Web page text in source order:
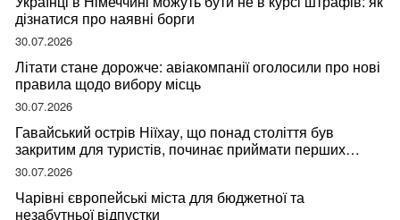
дізнатися про наявні борги
30.07.2026
Літати стане дорожче: авіакомпанії оголосили про нові
правила щодо вибору місць
30.07.2026
Гавайський острів Ніїхау, що понад століття був
закритим для туристів, починає приймати перших
відвідувачів
30.07.2026
Чарівні європейські міста для бюджетної та
незабутньої відпустки